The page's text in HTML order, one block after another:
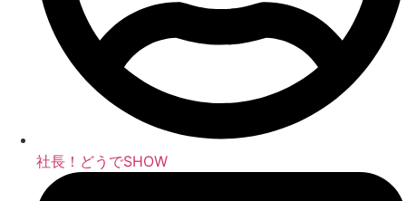
社長！どうでSHOW